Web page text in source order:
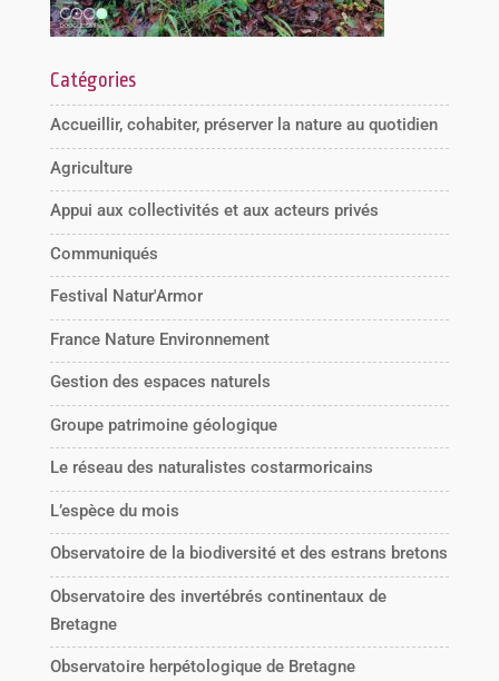
Catégories
Accueillir, cohabiter, préserver la nature au quotidien
Agriculture
Appui aux collectivités et aux acteurs privés
Communiqués
Festival Natur'Armor
France Nature Environnement
Gestion des espaces naturels
Groupe patrimoine géologique
Le réseau des naturalistes costarmoricains
L’espèce du mois
Observatoire de la biodiversité et des estrans bretons
Observatoire des invertébrés continentaux de
Bretagne
Observatoire herpétologique de Bretagne